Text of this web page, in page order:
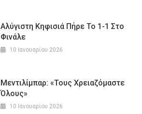
Αλύγιστη Κηφισιά Πήρε Το 1-1 Στο
Φινάλε
10 Ιανουαρίου 2026
Μεντιλίμπαρ: «Τους Χρειαζόμαστε
Όλους»
10 Ιανουαρίου 2026